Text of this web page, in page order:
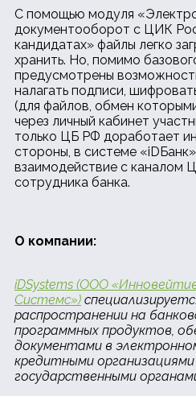
С помощью модуля
документооборот с ЦИК
кандидатах» файлы легко
хранить. Но, помимо
предусмотрены
налагать подписи,
(для файлов, обмен
через личный кабинет
только ЦБ РФ доработает
стороны, в системе
взаимодействие с каналом
сотрудника банка.
О компании:
iDSystems (ООО
Системс»)
распространении на
программных продуктов,
документами в
кредитными организациями
государственными